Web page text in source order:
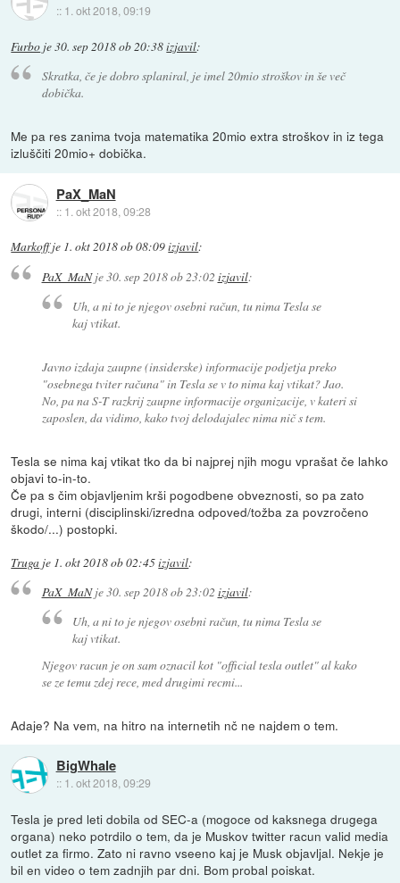
:: 1. okt 2018, 09:19
Furbo je30. sep 2018 ob 20:38izjavil:
Skratka, če je dobro splaniral, je imel 20mio stroškov in še več
dobička.
Me pa res zanima tvoja matematika 20mio extra stroškov in iz tega
izluščiti 20mio+ dobička.
PaX_MaN
:: 1. okt 2018, 09:28
Markoffje 1. okt 2018 ob 08:09izjavil:
PaX_MaNje30. sep 2018 ob 23:02 izjavil:
Uh, a ni to je njegov osebni račun, tu nima Tesla se
kaj vtikat.
Javno izdaja zaupne (insiderske) informacije podjetja preko
"osebnega tviter računa" in Tesla se v to nima kaj vtikat? Jao.
No, pa na S-T razkrij zaupne informacije organizacije, v kateri si
zaposlen, da vidimo, kako tvoj delodajalec nima nič s tem.
Tesla se nima kaj vtikat tko da bi najprej njih mogu vprašat če lahko
objavi to-in-to.
Če pa s čim objavljenim krši pogodbene obveznosti, so pa zato
drugi, interni (disciplinski/izredna odpoved/tožba za povzročeno
škodo/...) postopki.
Truga je 1. okt 2018 ob 02:45izjavil:
PaX_MaNje30. sep 2018 ob 23:02 izjavil:
Uh, a ni to je njegov osebni račun, tu nima Tesla se
kaj vtikat.
Njegov racun je on sam oznacil kot "official tesla outlet" al kako
se ze temu zdej rece, med drugimi recmi...
Adaje? Na vem, na hitro na internetih nč ne najdem o tem.
BigWhale
:: 1. okt 2018, 09:29
Tesla je pred leti dobila od SEC-a (mogoce od kaksnega drugega
organa) neko potrdilo o tem, da je Muskov twitter racun valid media
outlet za firmo. Zato ni ravno vseeno kaj je Musk objavljal. Nekje je
bil en video o tem zadnjih par dni. Bom probal poiskat.